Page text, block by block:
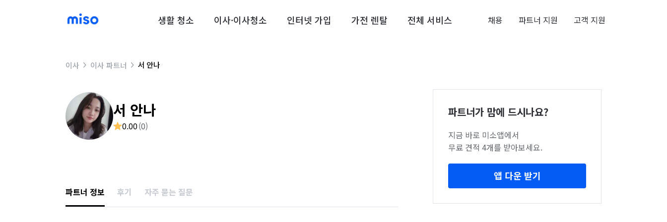
생활 청소 이사·이사청소 인터넷 가입 가전 렌탈 전체 서비스 채용 파트너 지원 고객 지원
이사 이사 파트너 서 안나
서 안나
0.00(0)
파트너 정보 후기 자주 묻는 질문
파트너가 맘에 드시나요?
지금 바로 미소앱에서
무료 견적 4개를 받아보세요.
앱 다운 받기